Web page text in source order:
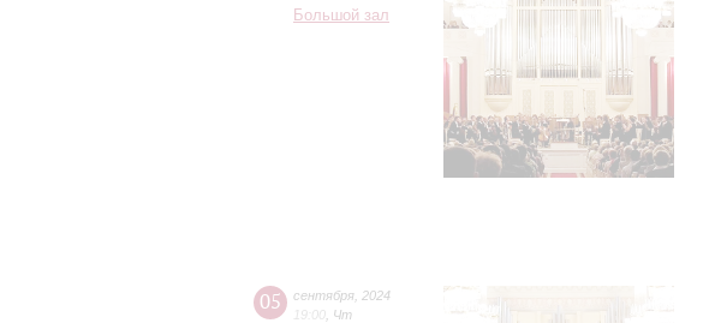
Большой зал
05 сентября 2024
19:00 Чт